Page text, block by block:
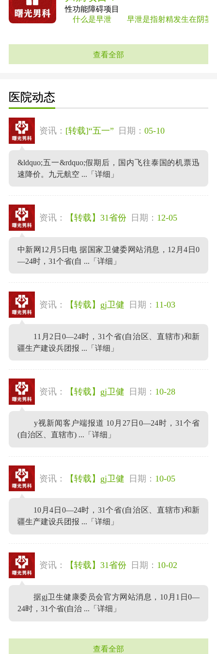
性功能障碍项目
什么是早泄 早泄是指射精发生在阴茎进
查看全部
医院动态
资讯： [转载]“五一” 日期： 05-10
&ldquo;五一&rdquo;假期后，国内飞往泰国的机票迅
速降价。九元航空 ... 「详细」
资讯： 【转载】31省份 日期： 12-05
中新网12月5日电 据国家卫健委网站消息，12月4日0
—24时，31个省(自 ... 「详细」
资讯： 【转载】gj卫健 日期： 11-03
11月2日0—24时，31个省(自治区、直辖市)和新
疆生产建设兵团报 ... 「详细」
资讯： 【转载】gj卫健 日期： 10-28
y视新闻客户端报道 10月27日0—24时，31个省
(自治区、直辖市) ... 「详细」
资讯： 【转载】gj卫健 日期： 10-05
10月4日0—24时，31个省(自治区、直辖市)和新
疆生产建设兵团报 ... 「详细」
资讯： 【转载】31省份 日期： 10-02
据gj卫生健康委员会官方网站消息，10月1日0—
24时，31个省(自治 ... 「详细」
查看全部